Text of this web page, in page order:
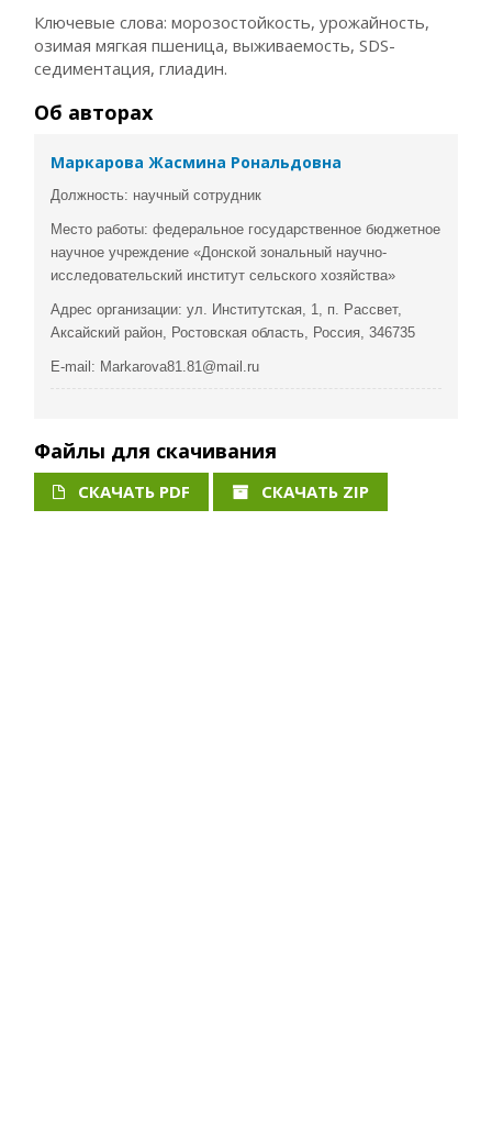
Ключевые слова: морозостойкость, урожайность,
озимая мягкая пшеница, выживаемость, SDS-
седиментация, глиадин.
Об авторах
Маркарова Жасмина Рональдовна
Должность: научный сотрудник
Место работы: федеральное государственное бюджетное
научное учреждение «Донской зональный научно-
исследовательский институт сельского хозяйства»
Адрес организации: ул. Институтская, 1, п. Рассвет,
Аксайский район, Ростовская область, Россия, 346735
E-mail: Markarova81.81@mail.ru
Файлы для скачивания
СКАЧАТЬ PDF СКАЧАТЬ ZIP